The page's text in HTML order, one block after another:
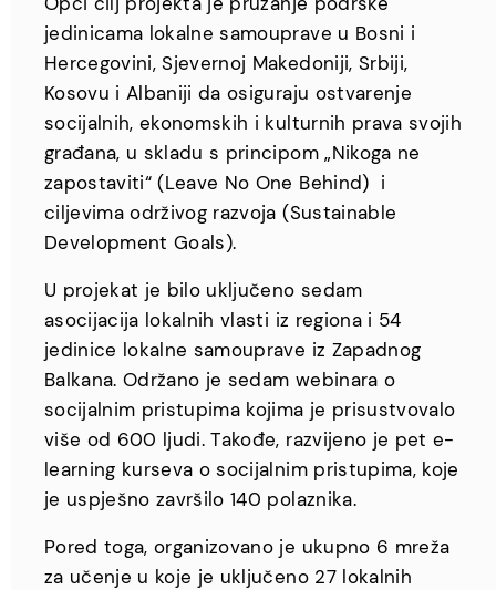
jedinicama lokalne samouprave u Bosni i
Hercegovini, Sjevernoj Makedoniji, Srbiji,
Kosovu i Albaniji da osiguraju ostvarenje
socijalnih, ekonomskih i kulturnih prava svojih
građana, u skladu s principom „Nikoga ne
zapostaviti“ (Leave No One Behind) i
ciljevima održivog razvoja (Sustainable
Development Goals).
U projekat je bilo uključeno sedam
asocijacija lokalnih vlasti iz regiona i 54
jedinice lokalne samouprave iz Zapadnog
Balkana. Održano je sedam webinara o
socijalnim pristupima kojima je prisustvovalo
više od 600 ljudi. Takođe, razvijeno je pet e-
learning kurseva o socijalnim pristupima, koje
je uspješno završilo 140 polaznika.
Pored toga, organizovano je ukupno 6 mreža
za učenje u koje je uključeno 27 lokalnih